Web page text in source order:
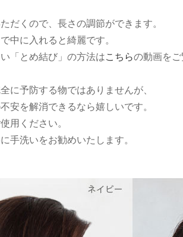
だくので、長さの調節ができます。
中に入れると綺麗です。
「とめ結び」の方法はこちらの動画を
に予防する物ではありませんが、
安を解消できるなら嬉しいです。
用ください。
手洗いをお勧めいたします。